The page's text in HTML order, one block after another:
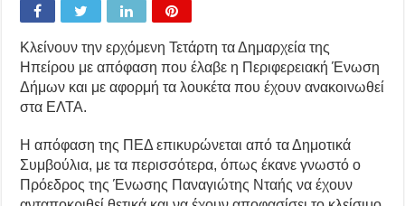
Κλείνουν την ερχόμενη Τετάρτη τα Δημαρχεία της
Ηπείρου με απόφαση που έλαβε η Περιφερειακή Ένωση
Δήμων και με αφορμή τα λουκέτα που έχουν ανακοινωθεί
στα ΕΛΤΑ.
Η απόφαση της ΠΕΔ επικυρώνεται από τα Δημοτικά
Συμβούλια, με τα περισσότερα, όπως έκανε γνωστό ο
Πρόεδρος της Ένωσης Παναγιώτης Νταής να έχουν